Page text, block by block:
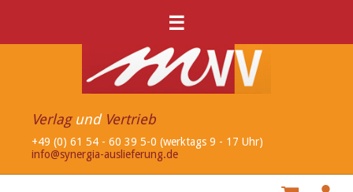
☰
Verlagund Vertrieb
+49 (0) 61 54 - 60 39 5-0 (werktags 9 - 17 Uhr)
info@synergia-auslieferung.de